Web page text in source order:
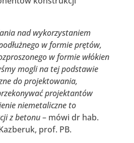
nad wykorzystaniem
w formie prętów,
w formie włókien
mogli na tej podstawie
do projektowania,
projektantów
niemetaliczne to
z betonu– mówi dr hab.
prof. PB.